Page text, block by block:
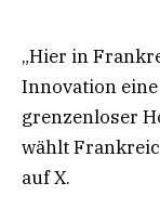
„Hier in
Innovation
grenzenloser
wählt
auf X.